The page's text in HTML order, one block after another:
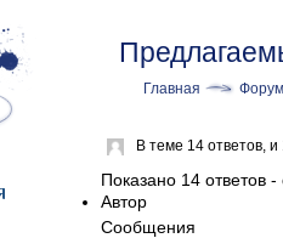
Главная
В теме 14 ответов,
Показано 14 ответов
Автор
Сообщения